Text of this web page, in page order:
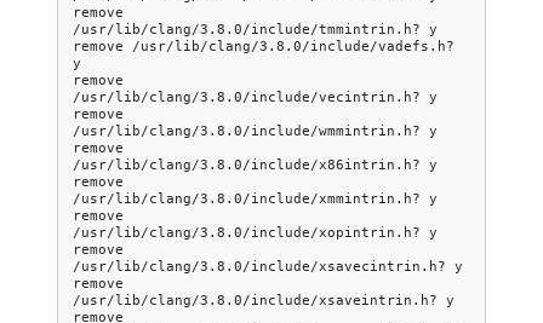
remove
/usr/lib/clang/3.8.0/include/tmmintrin.h? y
remove
/usr/lib/clang/3.8.0/include/vadefs.h?
y
remove
/usr/lib/clang/3.8.0/include/vecintrin.h? y
remove
/usr/lib/clang/3.8.0/include/wmmintrin.h? y
remove
/usr/lib/clang/3.8.0/include/x86intrin.h? y
remove
/usr/lib/clang/3.8.0/include/xmmintrin.h? y
remove
/usr/lib/clang/3.8.0/include/xopintrin.h? y
remove
/usr/lib/clang/3.8.0/include/xsavecintrin.h? y
remove
/usr/lib/clang/3.8.0/include/xsaveintrin.h? y
remove